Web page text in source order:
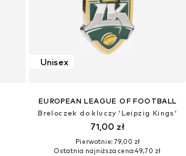
Unisex
EUROPEAN LEAGUE OF FOOTBALL
Breloczek do kluczy 'Leipzig Kings'
71,00 zł
Pierwotnie: 79,00 zł
Ostatnia najniższa cena:49,70 zł